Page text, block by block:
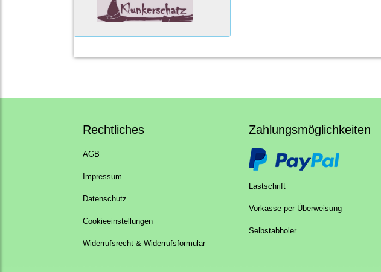
Rechtliches
AGB
Impressum
Datenschutz
Cookieeinstellungen
Widerrufsrecht & Widerrufsformular
Zahlungsmöglichkeiten
Lastschrift
Vorkasse per Überweisung
Selbstabholer